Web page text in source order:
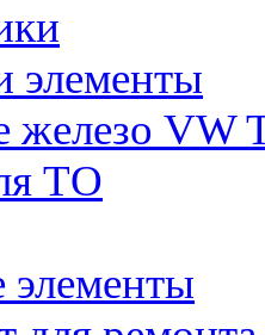
элементы
железо VW
ТО